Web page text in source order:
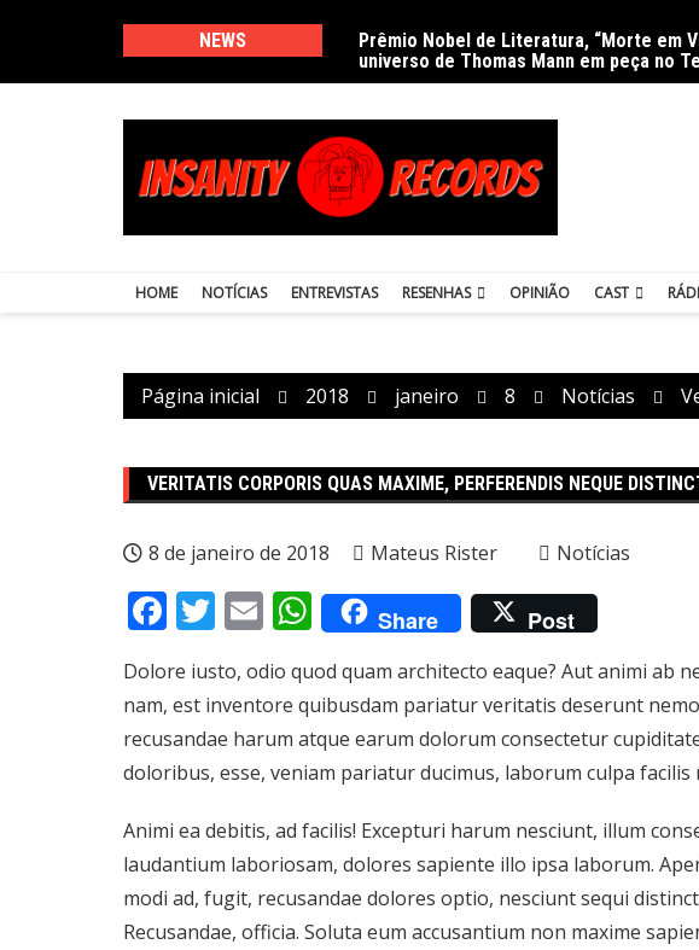
conteúdo
NEWS
Prêmio Nobel de Literatura, “Morte em
universo de Thomas Mann em peça no
HOME NOTÍCIAS ENTREVISTAS RESENHAS OPINIÃO CAST
Página inicial 2018 janeiro 8 Notícias
VERITATIS CORPORIS QUAS MAXIME, PERFERENDIS NEQUE
8 de janeiro de 2018 Mateus Rister Notícias
Facebook
Twitter
EmailWhatsApp
Share Post
Dolore iusto, odio quod quam architecto eaque? Aut animi ab
nam, est inventore quibusdam pariatur veritatis deserunt
recusandae harum atque earum dolorum consectetur
doloribus, esse, veniam pariatur ducimus, laborum culpa facilis
Animi ea debitis, ad facilis! Excepturi harum nesciunt, illum
laudantium laboriosam, dolores sapiente illo ipsa laborum.
modi ad, fugit, recusandae dolores optio, nesciunt sequi
Recusandae, officia. Soluta eum accusantium non maxime